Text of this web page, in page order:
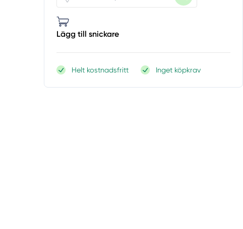
Lägg till snickare
Helt kostnadsfritt Inget köpkrav